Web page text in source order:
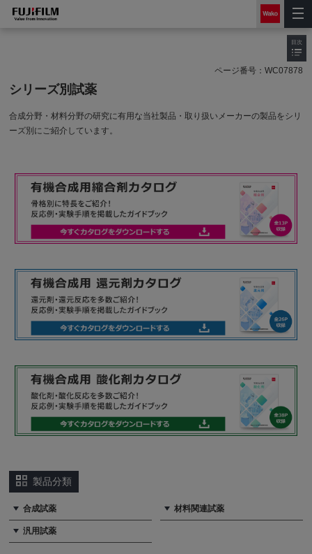
ページ番号： WC07878
シリーズ別試薬
合成分野・材料分野の研究に有用な当社製品・取り扱いメーカーの製品をシリ
ーズ別にご紹介しています。
製品分類
合成試薬 材料関連試薬
汎用試薬
目次